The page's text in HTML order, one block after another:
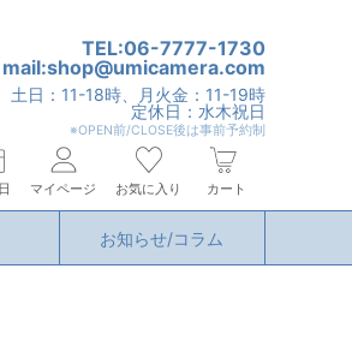
TEL:06-7777-1730
mail:shop@umicamera.com
土日：11-18時、月火金：11-19時
定休日：水木祝日
※OPEN前/CLOSE後は事前予約制
マイページ お気に入り カート
お知らせ/コラム